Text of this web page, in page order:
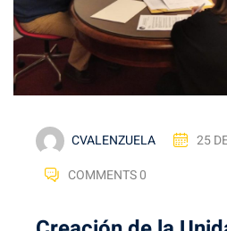
CVALENZUELA
25
COMMENTS 0